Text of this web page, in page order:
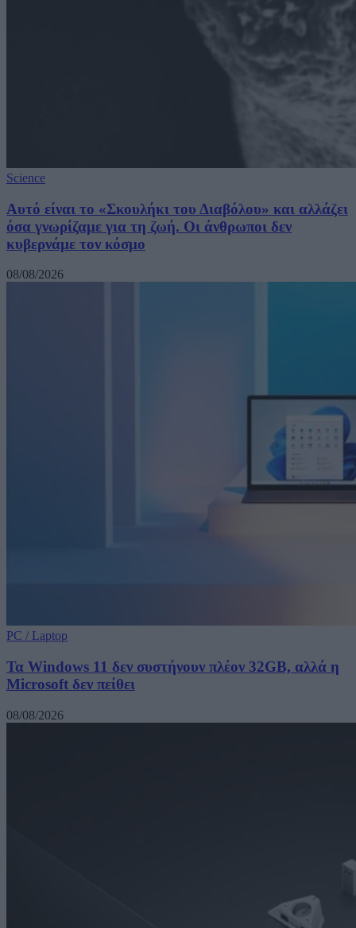
Science
Αυτό είναι το «Σκουλήκι του Διαβόλου» και αλλάζει
όσα γνωρίζαμε για τη ζωή. Οι άνθρωποι δεν
κυβερνάμε τον κόσμο
08/08/2026
PC / Laptop
Τα Windows 11 δεν συστήνουν πλέον 32GB, αλλά η
Microsoft δεν πείθει
08/08/2026